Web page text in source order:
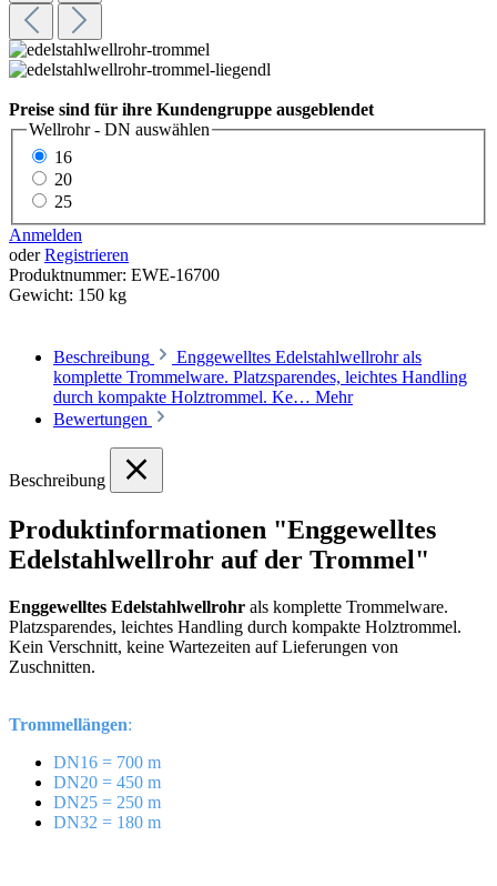
Preise sind für ihre Kundengruppe ausgeblendet
Wellrohr - DN auswählen
16
20
25
Anmelden
oderRegistrieren
Produktnummer: EWE-16700
Gewicht: 150 kg
Beschreibung
Enggewelltes Edelstahlwellrohr als
komplette Trommelware. Platzsparendes, leichtes Handling
durch kompakte Holztrommel. Ke… Mehr
Bewertungen
Beschreibung
Produktinformationen "Enggewelltes
Edelstahlwellrohr auf der Trommel"
Enggewelltes Edelstahlwellrohr als komplette Trommelware.
Platzsparendes, leichtes Handling durch kompakte Holztrommel.
Kein Verschnitt, keine Wartezeiten auf Lieferungen von
Zuschnitten.
Trommellängen:
DN16 = 700 m
DN20 = 450 m
DN25 = 250 m
DN32 = 180 m